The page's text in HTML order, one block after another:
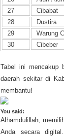
27
Cibabat
28
Dustira
29
Warung
30
Cibeber
Tabel ini mencakup
daerah sekitar di
membantu!
You said:
Alhamdulillah,
Anda secara